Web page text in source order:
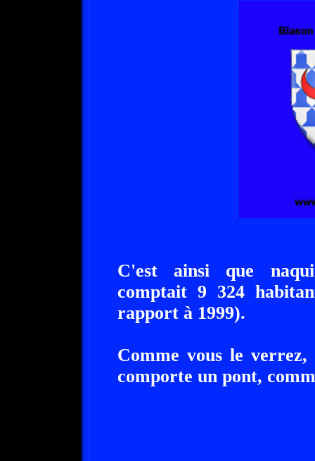
C'est ainsi que
comptait 9 324
rapport à 1999).
Comme vous le
comporte un pont,